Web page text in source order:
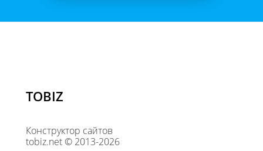
TOBIZ
Конструктор сайтов
tobiz.net © 2013-2026